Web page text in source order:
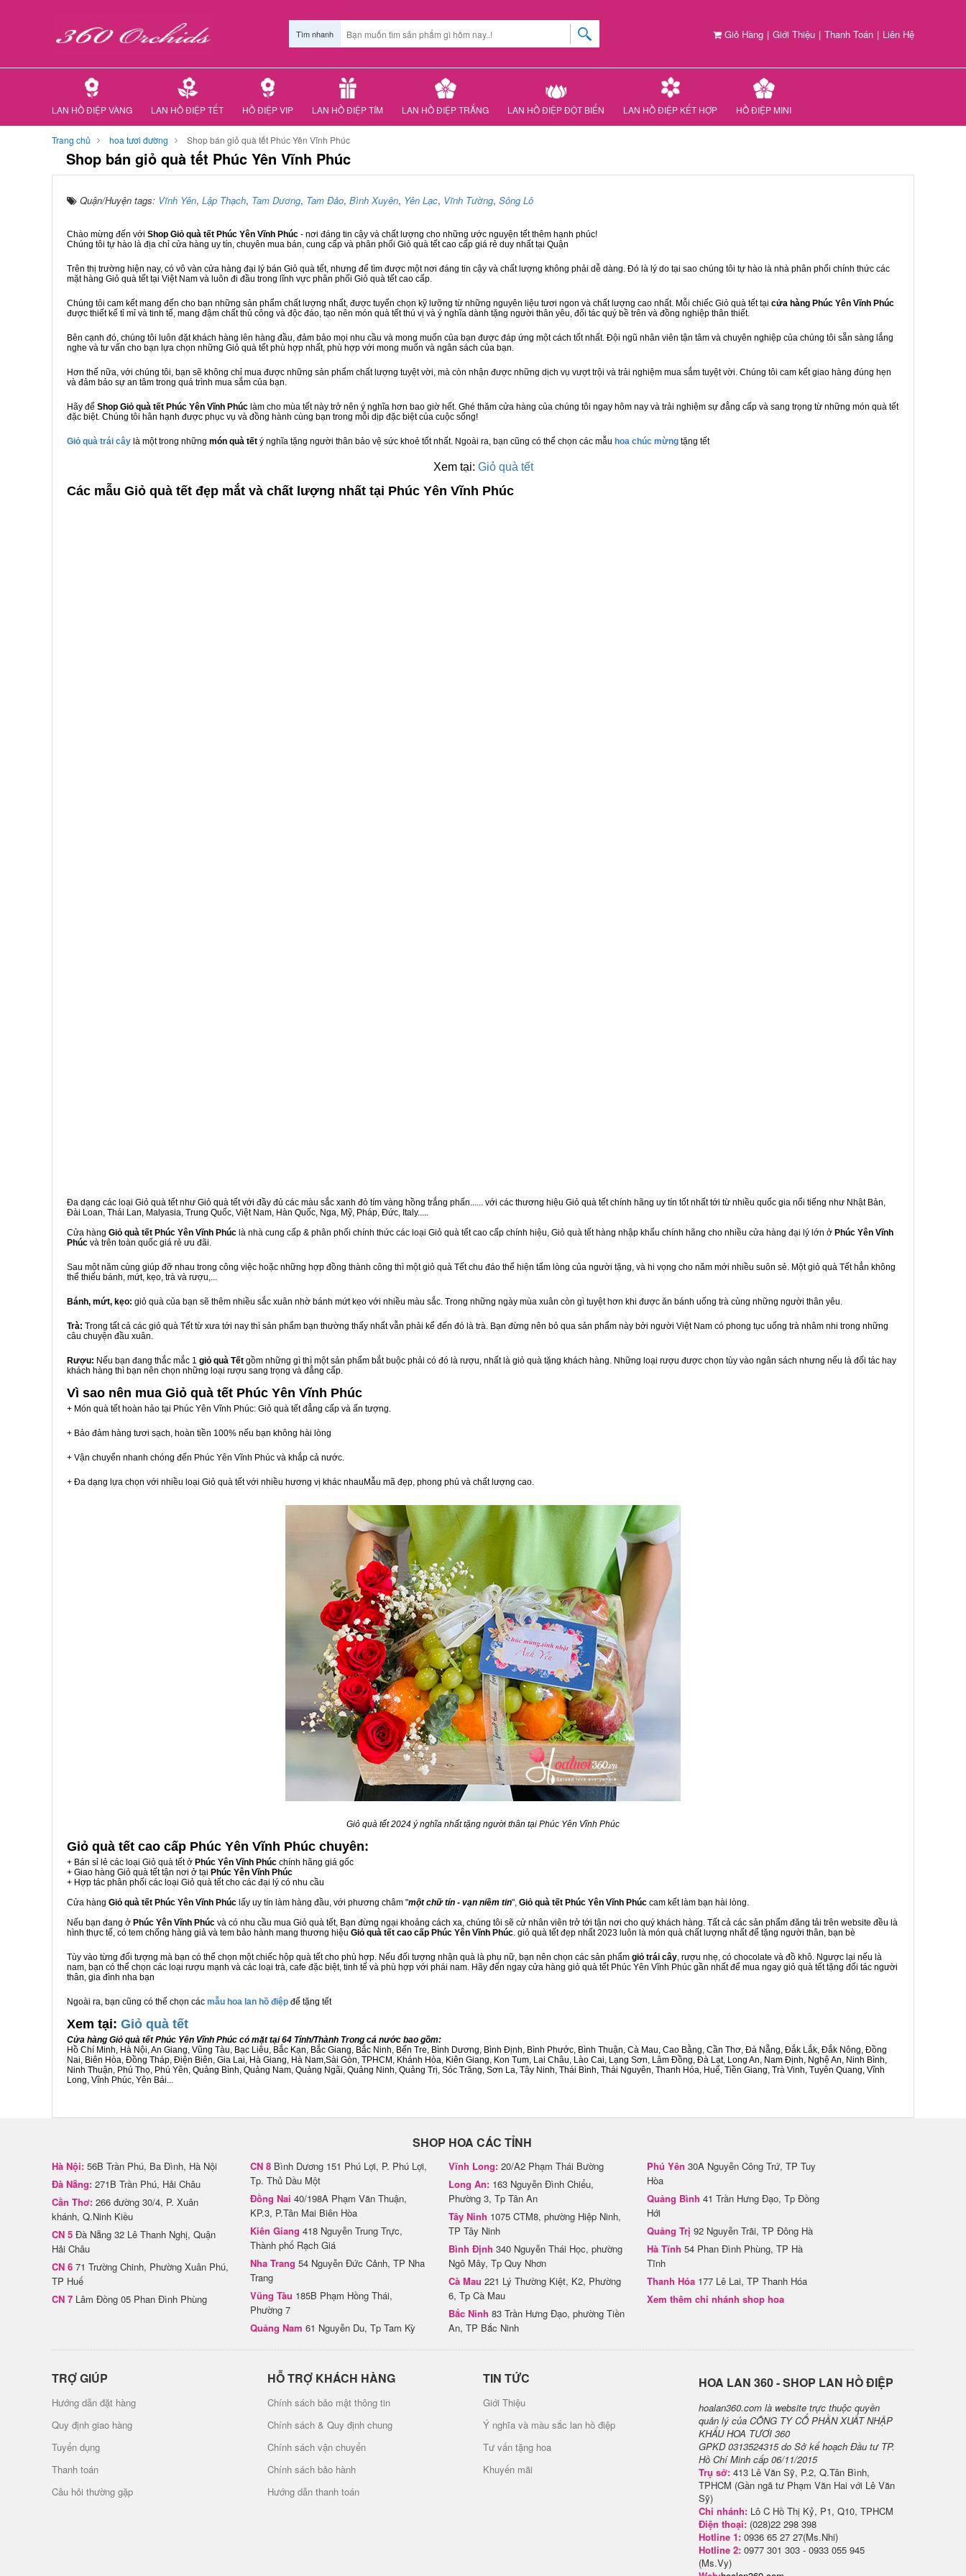
Giỏ Hàng | Giới Thiệu | Thanh Toán | Liên Hệ
Tìm nhanh
LAN HỒ ĐIỆP VÀNG LAN HỒ ĐIỆP TẾT HỒ ĐIỆP VIP LAN HỒ ĐIỆP TÍM LAN HỒ ĐIỆP TRẮNG LAN HỒ ĐIỆP ĐỘT BIẾN LAN HỒ ĐIỆP KẾT HỢP HỒ ĐIỆP MINI
Trang chủ hoa tươi đường Shop bán giỏ quà tết Phúc Yên Vĩnh Phúc
Shop bán giỏ quà tết Phúc Yên Vĩnh Phúc
Quận/Huyện tags: Vĩnh Yên, Lập Thạch, Tam Dương, Tam Đảo, Bình Xuyên, Yên Lạc, Vĩnh Tường, Sông Lô
Chào mừng đến với Shop Giỏ quà tết Phúc Yên Vĩnh Phúc - nơi đáng tin cậy và chất lượng cho những ước nguyện tết thêm hạnh phúc!
Chúng tôi tự hào là địa chỉ cửa hàng uy tín, chuyên mua bán, cung cấp và phân phối Giỏ quà tết cao cấp giá rẻ duy nhất tại Quận
Trên thị trường hiện nay, có vô vàn cửa hàng đại lý bán Giỏ quà tết, nhưng để tìm được một nơi đáng tin cậy và chất lượng không phải dễ dàng. Đó là lý do tại sao chúng tôi tự hào là nhà phân phối chính thức các
mặt hàng Giỏ quà tết tại Việt Nam và luôn đi đầu trong lĩnh vực phân phối Giỏ quà tết cao cấp.
Chúng tôi cam kết mang đến cho bạn những sản phẩm chất lượng nhất, được tuyển chọn kỹ lưỡng từ những nguyên liệu tươi ngon và chất lượng cao nhất. Mỗi chiếc Giỏ quà tết tại cửa hàng Phúc Yên Vĩnh Phúc
được thiết kế tỉ mỉ và tinh tế, mang đậm chất thủ công và độc đáo, tạo nên món quà tết thú vị và ý nghĩa dành tặng người thân yêu, đối tác quý bề trên và đồng nghiệp thân thiết.
Bên cạnh đó, chúng tôi luôn đặt khách hàng lên hàng đầu, đảm bảo mọi nhu cầu và mong muốn của bạn được đáp ứng một cách tốt nhất. Đội ngũ nhân viên tận tâm và chuyên nghiệp của chúng tôi sẵn sàng lắng
nghe và tư vấn cho bạn lựa chọn những Giỏ quà tết phù hợp nhất, phù hợp với mong muốn và ngân sách của bạn.
Hơn thế nữa, với chúng tôi, bạn sẽ không chỉ mua được những sản phẩm chất lượng tuyệt vời, mà còn nhận được những dịch vụ vượt trội và trải nghiệm mua sắm tuyệt vời. Chúng tôi cam kết giao hàng đúng hẹn
và đảm bảo sự an tâm trong quá trình mua sắm của bạn.
Hãy để Shop Giỏ quà tết Phúc Yên Vĩnh Phúc làm cho mùa tết này trở nên ý nghĩa hơn bao giờ hết. Ghé thăm cửa hàng của chúng tôi ngay hôm nay và trải nghiệm sự đẳng cấp và sang trọng từ những món quà tết
đặc biệt. Chúng tôi hân hạnh được phục vụ và đồng hành cùng bạn trong mỗi dịp đặc biệt của cuộc sống!
Giỏ quà trái cây là một trong những món quà tết ý nghĩa tặng người thân bảo vệ sức khoẻ tốt nhất. Ngoài ra, bạn cũng có thể chọn các mẫu hoa chúc mừng tặng tết
Xem tại: Giỏ quà tết
Các mẫu Giỏ quà tết đẹp mắt và chất lượng nhất tại Phúc Yên Vĩnh Phúc
Đa dạng các loại Giỏ quà tết như Giỏ quà tết với đầy đủ các màu sắc xanh đỏ tím vàng hồng trắng phấn...... với các thương hiệu Giỏ quà tết chính hãng uy tín tốt nhất tới từ nhiều quốc gia nổi tiếng như Nhật Bản,
Đài Loan, Thái Lan, Malyasia, Trung Quốc, Việt Nam, Hàn Quốc, Nga, Mỹ, Pháp, Đức, Italy.....
Cửa hàng Giỏ quà tết Phúc Yên Vĩnh Phúc là nhà cung cấp & phân phối chính thức các loại Giỏ quà tết cao cấp chính hiệu, Giỏ quà tết hàng nhập khẩu chính hãng cho nhiều cửa hàng đại lý lớn ở Phúc Yên Vĩnh
Phúc và trên toàn quốc giá rẻ ưu đãi.
Sau một năm cùng giúp đỡ nhau trong công việc hoặc những hợp đồng thành công thì một giỏ quà Tết chu đáo thể hiện tấm lòng của người tặng, và hi vọng cho năm mới nhiều suôn sẻ. Một giỏ quà Tết hẳn không
thể thiếu bánh, mứt, kẹo, trà và rượu,...
Bánh, mứt, kẹo: giỏ quà của bạn sẽ thêm nhiều sắc xuân nhờ bánh mứt kẹo với nhiều màu sắc. Trong những ngày mùa xuân còn gì tuyệt hơn khi được ăn bánh uống trà cùng những người thân yêu.
Trà: Trong tất cả các giỏ quà Tết từ xưa tới nay thì sản phẩm bạn thường thấy nhất vẫn phải kể đến đó là trà. Bạn đừng nên bỏ qua sản phẩm này bởi người Việt Nam có phong tục uống trà nhâm nhi trong những
câu chuyện đầu xuân.
Rượu: Nếu bạn đang thắc mắc 1 giỏ quà Tết gồm những gì thì một sản phẩm bắt buộc phải có đó là rượu, nhất là giỏ quà tặng khách hàng. Những loại rượu được chọn tùy vào ngân sách nhưng nếu là đối tác hay
khách hàng thì bạn nên chọn những loại rượu sang trọng và đẳng cấp.
Vì sao nên mua Giỏ quà tết Phúc Yên Vĩnh Phúc
+ Món quà tết hoàn hảo tại Phúc Yên Vĩnh Phúc: Giỏ quà tết đẳng cấp và ấn tượng.
+ Bảo đảm hàng tươi sạch, hoàn tiền 100% nếu bạn không hài lòng
+ Vận chuyển nhanh chóng đến Phúc Yên Vĩnh Phúc và khắp cả nước.
+ Đa dạng lựa chọn với nhiều loại Giỏ quà tết với nhiều hương vị khác nhauMẫu mã đẹp, phong phú và chất lượng cao.
Giỏ quà tết 2024 ý nghĩa nhất tặng người thân tại Phúc Yên Vĩnh Phúc
Giỏ quà tết cao cấp Phúc Yên Vĩnh Phúc chuyên:
+ Bán sỉ lẻ các loại Giỏ quà tết ở Phúc Yên Vĩnh Phúc chính hãng giá gốc
+ Giao hàng Giỏ quà tết tận nơi ở tại Phúc Yên Vĩnh Phúc
+ Hợp tác phân phối các loại Giỏ quà tết cho các đại lý có nhu cầu
Cửa hàng Giỏ quà tết Phúc Yên Vĩnh Phúc lấy uy tín làm hàng đầu, với phương châm "một chữ tín - vạn niềm tin", Giỏ quà tết Phúc Yên Vĩnh Phúc cam kết làm bạn hài lòng.
Nếu bạn đang ở Phúc Yên Vĩnh Phúc và có nhu cầu mua Giỏ quà tết, Bạn đừng ngại khoảng cách xa, chúng tôi sẽ cử nhân viên trở tới tận nơi cho quý khách hàng. Tất cả các sản phẩm đăng tải trên website đều là
hình thực tế, có tem chống hàng giả và tem bảo hành mang thương hiệu Giỏ quà tết cao cấp Phúc Yên Vĩnh Phúc. giỏ quà tết đẹp nhất 2023 luôn là món quà chất lượng nhất để tặng người thân, bạn bè
Tùy vào từng đối tượng mà bạn có thể chọn một chiếc hộp quà tết cho phù hợp. Nếu đối tượng nhận quà là phụ nữ, bạn nên chọn các sản phẩm giỏ trái cây, rượu nhẹ, có chocolate và đồ khô. Ngược lại nếu là
nam, bạn có thể chọn các loại rượu mạnh và các loại trà, cafe đặc biệt, tinh tế và phù hợp với phái nam. Hãy đến ngay cửa hàng giỏ quà tết Phúc Yên Vĩnh Phúc gần nhất để mua ngay giỏ quà tết tặng đối tác người
thân, gia đình nha bạn
Ngoài ra, bạn cũng có thể chọn các mẫu hoa lan hồ điệp để tặng tết
Xem tại: Giỏ quà tết
Cửa hàng Giỏ quà tết Phúc Yên Vĩnh Phúc có mặt tại 64 Tỉnh/Thành Trong cả nước bao gồm:
Hồ Chí Minh, Hà Nội, An Giang, Vũng Tàu, Bạc Liêu, Bắc Kạn, Bắc Giang, Bắc Ninh, Bến Tre, Bình Dương, Bình Định, Bình Phước, Bình Thuận, Cà Mau, Cao Bằng, Cần Thơ, Đà Nẵng, Đắk Lắk, Đắk Nông, Đồng
Nai, Biên Hòa, Đồng Tháp, Điện Biên, Gia Lai, Hà Giang, Hà Nam,Sài Gòn, TPHCM, Khánh Hòa, Kiên Giang, Kon Tum, Lai Châu, Lào Cai, Lạng Sơn, Lâm Đồng, Đà Lạt, Long An, Nam Định, Nghệ An, Ninh Bình,
Ninh Thuận, Phú Thọ, Phú Yên, Quảng Bình, Quảng Nam, Quảng Ngãi, Quảng Ninh, Quảng Trị, Sóc Trăng, Sơn La, Tây Ninh, Thái Bình, Thái Nguyên, Thanh Hóa, Huế, Tiền Giang, Trà Vinh, Tuyên Quang, Vĩnh
Long, Vĩnh Phúc, Yên Bái...
SHOP HOA CÁC TỈNH
Hà Nội: 56B Trần Phú, Ba Đình, Hà Nội
Đà Nẵng: 271B Trần Phú, Hải Châu
Cần Thơ: 266 đường 30/4, P. Xuân
khánh, Q.Ninh Kiều
CN 5 Đà Nẵng 32 Lê Thanh Nghị, Quận
Hải Châu
CN 6 71 Trường Chinh, Phường Xuân Phú,
TP Huế
CN 7 Lâm Đồng 05 Phan Đình Phùng
CN 8 Bình Dương 151 Phú Lợi, P. Phú Lợi,
Tp. Thủ Dầu Một
Đồng Nai 40/198A Phạm Văn Thuận,
KP.3, P.Tân Mai Biên Hòa
Kiên Giang 418 Nguyễn Trung Trực,
Thành phố Rạch Giá
Nha Trang 54 Nguyễn Đức Cảnh, TP Nha
Trang
Vũng Tàu 185B Phạm Hồng Thái,
Phường 7
Quảng Nam 61 Nguyễn Du, Tp Tam Kỳ
Vĩnh Long: 20/A2 Phạm Thái Bường
Long An: 163 Nguyễn Đình Chiểu,
Phường 3, Tp Tân An
Tây Ninh 1075 CTM8, phường Hiệp Ninh,
TP Tây Ninh
Bình Định 340 Nguyễn Thái Học, phường
Ngô Mây, Tp Quy Nhơn
Cà Mau 221 Lý Thường Kiệt, K2, Phường
6, Tp Cà Mau
Bắc Ninh 83 Trần Hưng Đạo, phường Tiền
An, TP Bắc Ninh
Phú Yên 30A Nguyễn Công Trứ, TP Tuy
Hòa
Quảng Bình 41 Trần Hưng Đạo, Tp Đồng
Hới
Quảng Trị 92 Nguyễn Trãi, TP Đông Hà
Hà Tĩnh 54 Phan Đình Phùng, TP Hà
Tĩnh
Thanh Hóa 177 Lê Lai, TP Thanh Hóa
Xem thêm chi nhánh shop hoa
TRỢ GIÚP
Hướng dẫn đặt hàng
Quy định giao hàng
Tuyển dụng
Thanh toán
Câu hỏi thường gặp
HỖ TRỢ KHÁCH HÀNG
Chính sách bảo mật thông tin
Chính sách & Quy định chung
Chính sách vận chuyển
Chính sách bảo hành
Hướng dẫn thanh toán
TIN TỨC
Giới Thiệu
Ý nghĩa và màu sắc lan hồ điệp
Tư vấn tặng hoa
Khuyến mãi
H​OA LAN 360 - SHOP LAN HỒ ĐIỆP
hoalan360.com là website trực thuộc quyền
quản lý của CÔNG TY CỔ PHẦN XUẤT NHẬP
KHẨU HOA TƯƠI 360
GPKD 0313524315 do Sở kế hoạch Đầu tư TP.
Hồ Chí Minh cấp 06/11/2015
Trụ sở: 413 Lê Văn Sỹ, P.2, Q.Tân Bình,
TPHCM (Gần ngã tư Phạm Văn Hai với Lê Văn
Sỹ)
Chi nhánh: Lô C Hồ Thị Kỷ, P1, Q10, TPHCM
Điện thoại: (028)22 298 398
Hotline 1: 0936 65 27 27(Ms.Nhi)
Hotline 2: 0977 301 303 - 0933 055 945
(Ms.Vy)